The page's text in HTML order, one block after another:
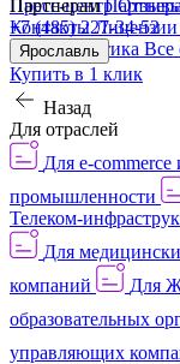
Пресс-центр
КонтактыЛицензии
и деловая этика Все
Партнерам
+7 (485) 227-34-52
Ярославль
Купить в 1 клик
Назад
Для отраслей
Для e-commerce
промышленности
Телеком-
Для
компаний
Для
образовательных
управляющих